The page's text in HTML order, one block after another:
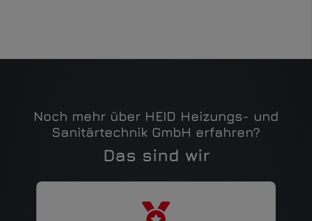
Noch mehr über HEID Heizungs- und
Sanitärtechnik GmbH erfahren?
Das sind wir